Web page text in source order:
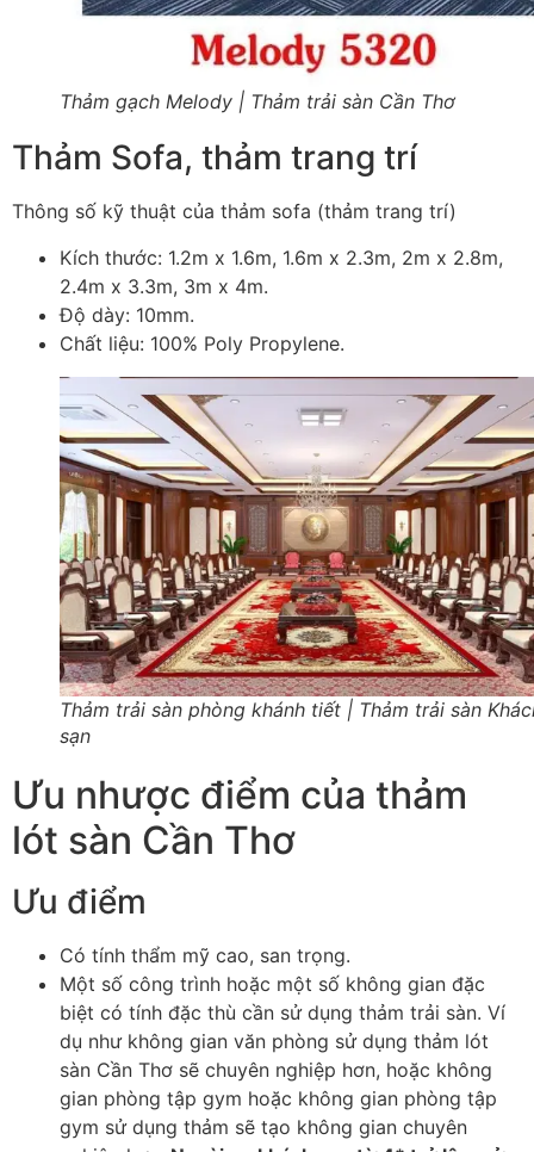
Thảm gạch Melody | Thảm trải sàn Cần Thơ
Thảm Sofa, thảm trang trí
Thông số kỹ thuật của thảm sofa (thảm trang trí)
Kích thước: 1.2m x 1.6m, 1.6m x 2.3m, 2m x 2.8m,
2.4m x 3.3m, 3m x 4m.
Độ dày: 10mm.
Chất liệu: 100% Poly Propylene.
Thảm trải sàn phòng khánh tiết | Thảm trải sàn
sạn
Ưu nhược điểm của thảm
lót sàn Cần Thơ
Ưu điểm
Có tính thẩm mỹ cao, san trọng.
Một số công trình hoặc một số không gian đặc
biệt có tính đặc thù cần sử dụng thảm trải sàn. Ví
dụ như không gian văn phòng sử dụng thảm lót
sàn Cần Thơ sẽ chuyên nghiệp hơn, hoặc không
gian phòng tập gym hoặc không gian phòng tập
gym sử dụng thảm sẽ tạo không gian chuyên